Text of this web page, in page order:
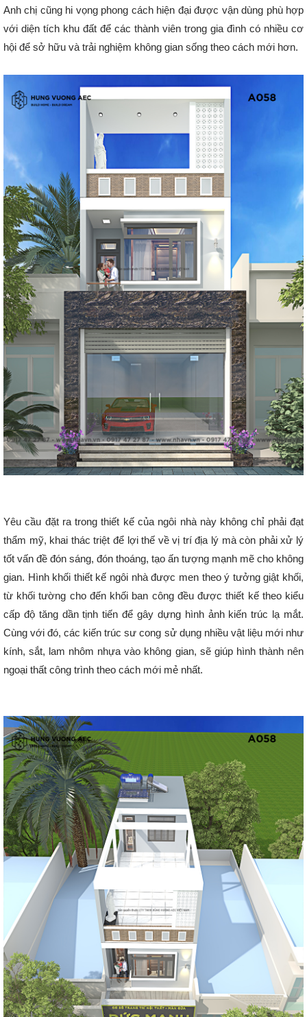
Anh chị cũng hi vọng phong cách hiện đại được vận dùng phù hợp
với diện tích khu đất để các thành viên trong gia đình có nhiều cơ
hội để sở hữu và trải nghiệm không gian sống theo cách mới hơn.
Yêu cầu đặt ra trong thiết kế của ngôi nhà này không chỉ phải đạt
thẩm mỹ, khai thác triệt để lợi thế về vị trí địa lý mà còn phải xử lý
tốt vấn đề đón sáng, đón thoáng, tạo ấn tượng mạnh mẽ cho không
gian. Hình khối thiết kế ngôi nhà được men theo ý tưởng giật khối,
từ khối tường cho đến khối ban công đều được thiết kế theo kiểu
cấp độ tăng dần tịnh tiến để gây dựng hình ảnh kiến trúc lạ mắt.
Cùng với đó, các kiến trúc sư cong sử dụng nhiều vật liệu mới như
kính, sắt, lam nhôm nhựa vào không gian, sẽ giúp hình thành nên
ngoại thất công trình theo cách mới mẻ nhất.